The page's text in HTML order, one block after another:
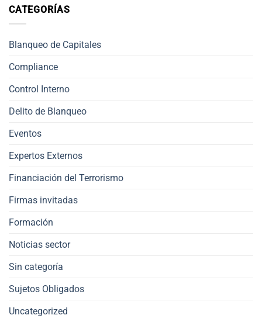
CATEGORÍAS
Blanqueo de Capitales
Compliance
Control Interno
Delito de Blanqueo
Eventos
Expertos Externos
Financiación del Terrorismo
Firmas invitadas
Formación
Noticias sector
Sin categoría
Sujetos Obligados
Uncategorized